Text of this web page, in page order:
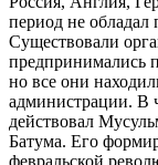
период не
Существовали
предпринимались
но все они
администрации. В
действовал
Батума. Его
февральской